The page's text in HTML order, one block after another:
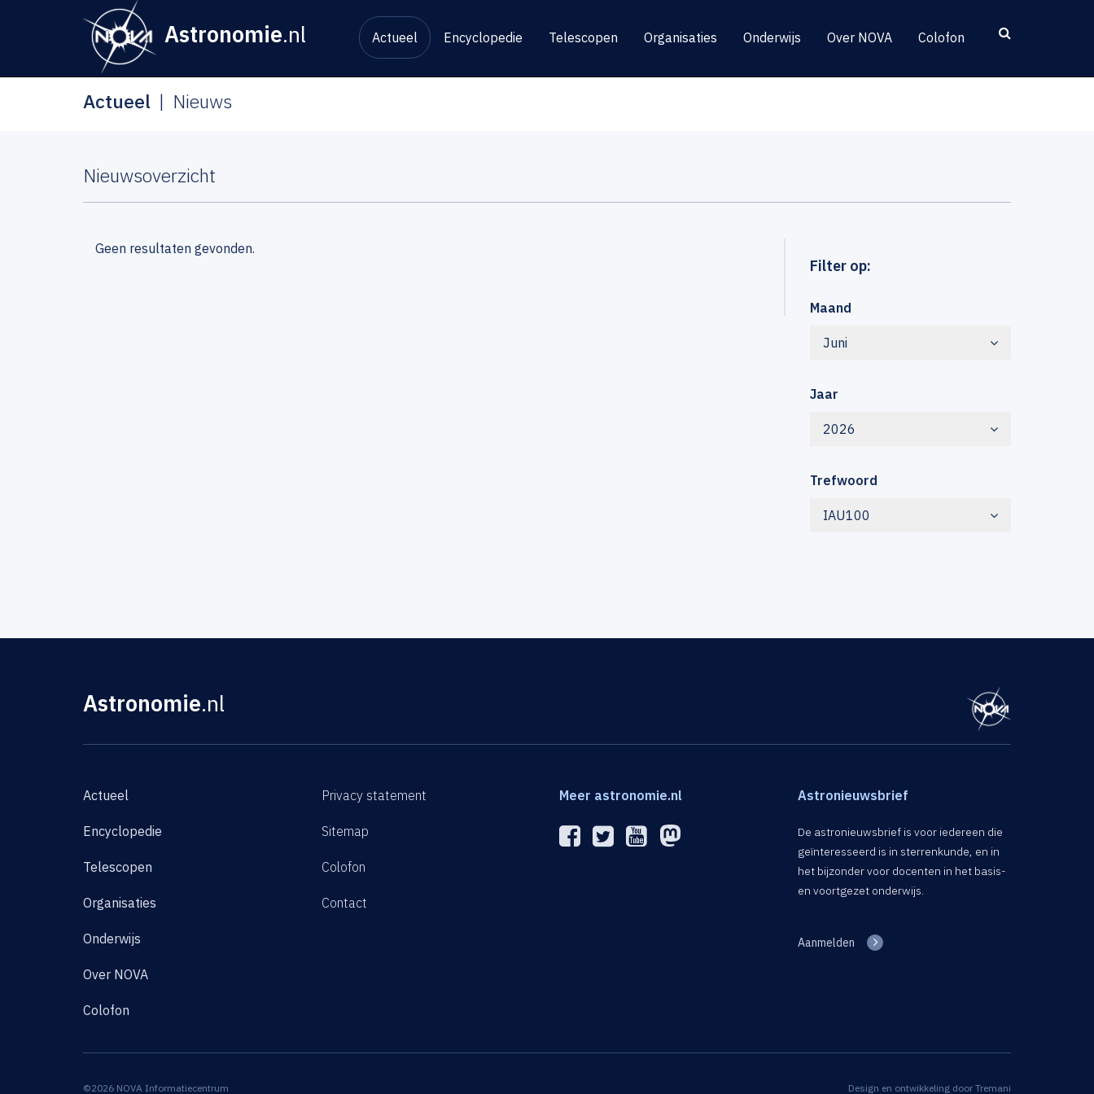
Astronomie.nl Actueel Encyclopedie Telescopen Organisaties Onderwijs Over NOVA Colofon
Actueel Nieuws
Nieuwsoverzicht
Filter op:
Maand
Juni
Jaar
2026
Trefwoord
IAU100
Geen resultaten gevonden.
Astronomie.nl
Actueel
Encyclopedie
Telescopen
Organisaties
Onderwijs
Over NOVA
Colofon
Privacy statement
Sitemap
Colofon
Contact
Meer astronomie.nl Astronieuwsbrief
De astronieuwsbrief is voor iedereen die
geïnteresseerd is in sterrenkunde, en in
het bijzonder voor docenten in het basis-
en voortgezet onderwijs.
Aanmelden
©2026 NOVA Informatiecentrum Design en ontwikkeling door Tremani